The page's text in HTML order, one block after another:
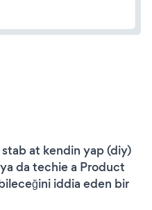
at kendin yap (diy)
da techie a Product
iddia eden bir